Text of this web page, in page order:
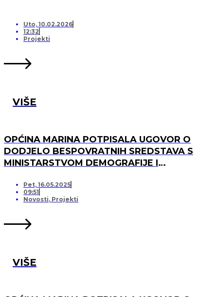
Uto, 10.02.2026
12:32
Projekti
VIŠE
OPĆINA MARINA POTPISALA UGOVOR O
DODJELO BESPOVRATNIH SREDSTAVA S
MINISTARSTVOM DEMOGRAFIJE I
OPREMANJA DJEČJEG IGRALIŠTA U
SVINCIMA
Pet, 16.05.2025
09:51
Novosti, Projekti
VIŠE